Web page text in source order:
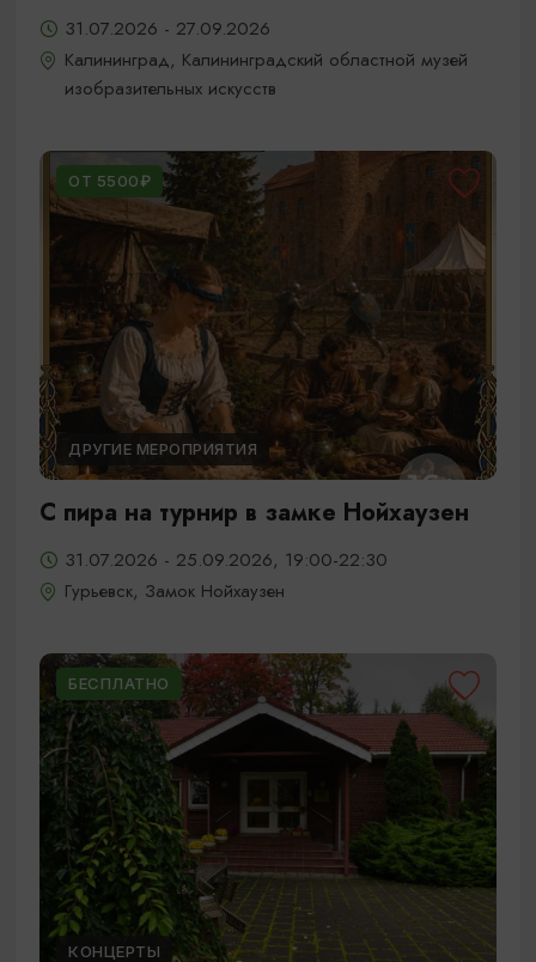
31.07.2026 - 27.09.2026
Калининград, Калининградский областной музей
изобразительных искусств
ОТ 5500₽
ДРУГИЕ МЕРОПРИЯТИЯ
С пира на турнир в замке Нойхаузен
31.07.2026 - 25.09.2026, 19:00-22:30
Гурьевск, Замок Нойхаузен
БЕСПЛАТНО
КОНЦЕРТЫ